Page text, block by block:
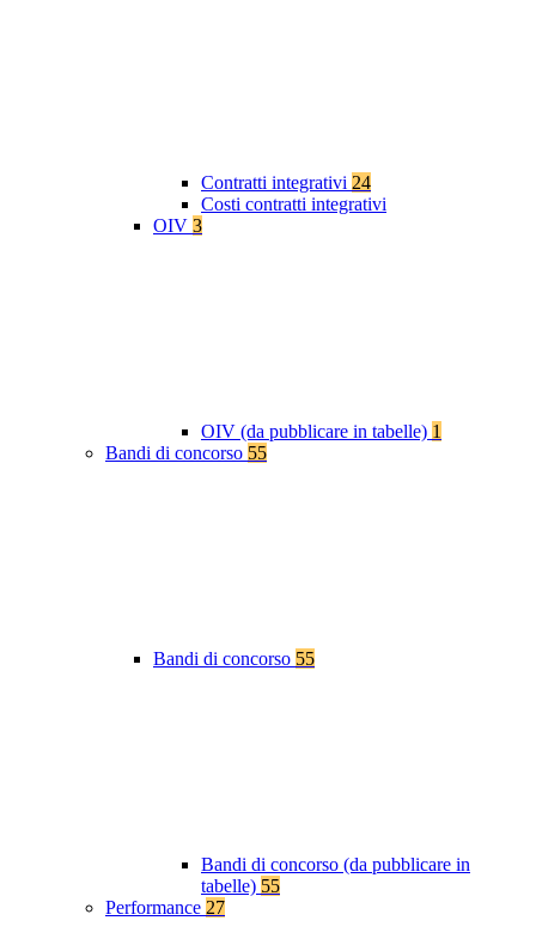
Contratti integrativi 24
Costi contratti integrativi
OIV 3
OIV (da pubblicare in tabelle) 1
Bandi di concorso 55
Bandi di concorso 55
Bandi di concorso (da pubblicare in
tabelle) 55
Performance 27